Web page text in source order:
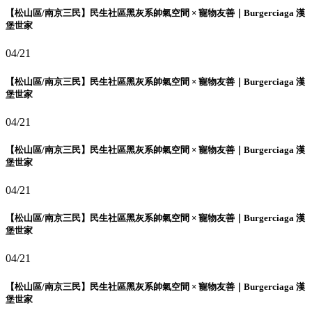
【松山區/南京三民】民生社區黑灰系帥氣空間 × 寵物友善｜Burgerciaga 漢
堡世家
04/21
【松山區/南京三民】民生社區黑灰系帥氣空間 × 寵物友善｜Burgerciaga 漢
堡世家
04/21
【松山區/南京三民】民生社區黑灰系帥氣空間 × 寵物友善｜Burgerciaga 漢
堡世家
04/21
【松山區/南京三民】民生社區黑灰系帥氣空間 × 寵物友善｜Burgerciaga 漢
堡世家
04/21
【松山區/南京三民】民生社區黑灰系帥氣空間 × 寵物友善｜Burgerciaga 漢
堡世家